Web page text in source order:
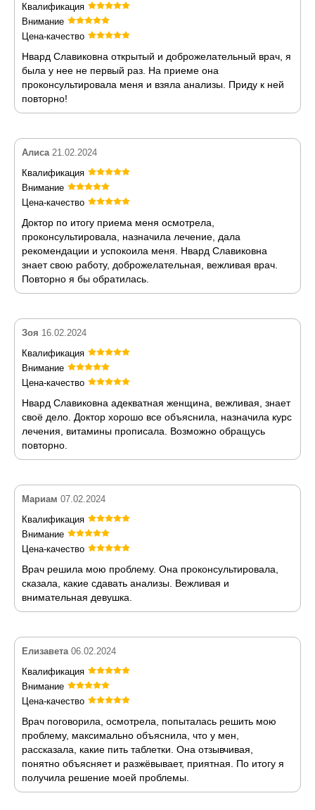
Квалификация
Внимание
Цена-качество
Нвард Славиковна открытый и доброжелательный врач, я
была у нее не первый раз. На приеме она
проконсультировала меня и взяла анализы. Приду к ней
повторно!
Алиса 21.02.2024
Квалификация
Внимание
Цена-качество
Доктор по итогу приема меня осмотрела,
проконсультировала, назначила лечение, дала
рекомендации и успокоила меня. Нвард Славиковна
знает свою работу, доброжелательная, вежливая врач.
Повторно я бы обратилась.
Зоя 16.02.2024
Квалификация
Внимание
Цена-качество
Нвард Славиковна адекватная женщина, вежливая, знает
своё дело. Доктор хорошо все объяснила, назначила курс
лечения, витамины прописала. Возможно обращусь
повторно.
Мариам 07.02.2024
Квалификация
Внимание
Цена-качество
Врач решила мою проблему. Она проконсультировала,
сказала, какие сдавать анализы. Вежливая и
внимательная девушка.
Елизавета 06.02.2024
Квалификация
Внимание
Цена-качество
Врач поговорила, осмотрела, попыталась решить мою
проблему, максимально объяснила, что у мен,
рассказала, какие пить таблетки. Она отзывчивая,
понятно объясняет и разжёвывает, приятная. По итогу я
получила решение моей проблемы.